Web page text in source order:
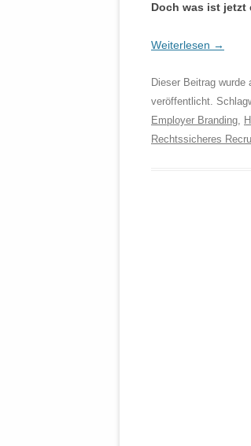
Doch was ist jetzt
Weiterlesen →
Dieser Beitrag wurde
veröffentlicht.
Employer Branding,
Rechtssicheres